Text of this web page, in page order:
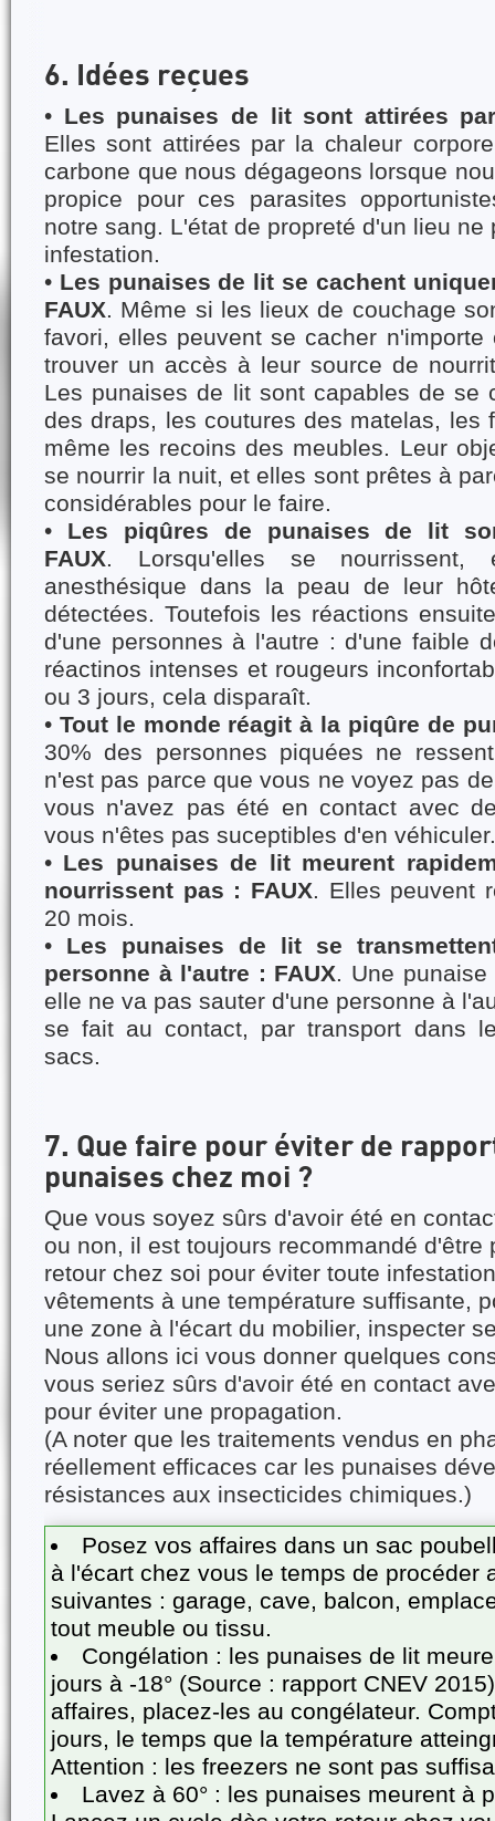
6. Idées reçues
• Les punaises de lit sont attirées
Elles sont attirées par la chaleur
carbone que nous dégageons lorsque
propice pour ces parasites
notre sang. L'état de propreté d'un lieu ne
infestation.
• Les punaises de lit se cachent
FAUX. Même si les lieux de couchage
favori, elles peuvent se cacher
trouver un accès à leur source de
Les punaises de lit sont capables de se
des draps, les coutures des matelas, les
même les recoins des meubles. Leur
se nourrir la nuit, et elles sont prêtes à
considérables pour le faire.
• Les piqûres de punaises de lit
FAUX. Lorsqu'elles se nourrissent,
anesthésique dans la peau de leur
détectées. Toutefois les réactions
d'une personnes à l'autre : d'une faible
réactinos intenses et rougeurs
ou 3 jours, cela disparaît.
• Tout le monde réagit à la piqûre de
30% des personnes piquées ne
n'est pas parce que vous ne voyez pas
vous n'avez pas été en contact avec
vous n'êtes pas suceptibles d'en véhiculer.
• Les punaises de lit meurent
nourrissent pas : FAUX. Elles peuvent
20 mois.
• Les punaises de lit se
personne à l'autre : FAUX. Une
elle ne va pas sauter d'une personne à
se fait au contact, par transport dans
sacs.
7. Que faire pour éviter de
punaises chez moi ?
Que vous soyez sûrs d'avoir été en
ou non, il est toujours recommandé d'être
retour chez soi pour éviter toute
vêtements à une température suffisante,
une zone à l'écart du mobilier, inspecter
Nous allons ici vous donner quelques
vous seriez sûrs d'avoir été en contact
pour éviter une propagation.
(A noter que les traitements vendus en
réellement efficaces car les punaises
résistances aux insecticides chimiques.)
Posez vos affaires dans un sac
à l'écart chez vous le temps de procéder
suivantes : garage, cave, balcon,
tout meuble ou tissu.
Congélation : les punaises de lit
jours à -18° (Source : rapport CNEV
affaires, placez-les au congélateur.
jours, le temps que la température
Attention : les freezers ne sont pas
Lavez à 60° : les punaises meurent à